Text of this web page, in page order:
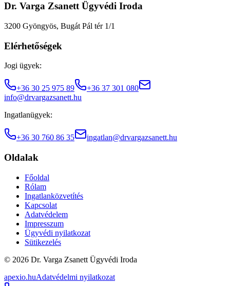
Dr. Varga Zsanett Ügyvédi Iroda
3200 Gyöngyös, Bugát Pál tér 1/1
Elérhetőségek
Jogi ügyek:
+36 30 25 975 89
+36 37 301 080
info@drvargazsanett.hu
Ingatlanügyek:
+36 30 760 86 35 ingatlan@drvargazsanett.hu
Oldalak
Főoldal
Rólam
Ingatlanközvetítés
Kapcsolat
Adatvédelem
Impresszum
Ügyvédi nyilatkozat
Sütikezelés
© 2026 Dr. Varga Zsanett Ügyvédi Iroda
apexio.huAdatvédelmi nyilatkozat